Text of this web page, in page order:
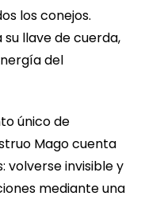
los conejos.
llave de cuerda,
del
único de
Mago cuenta
volverse invisible y
mediante una